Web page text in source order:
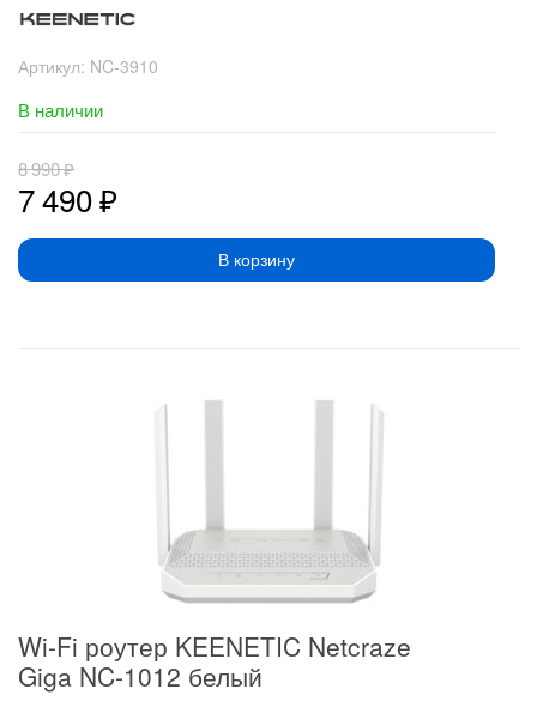
Артикул: NC-3910
В наличии
7 490₽
8 990₽
В корзину
Wi-Fi роутер KEENETIC Netcraze
Giga NC-1012 белый